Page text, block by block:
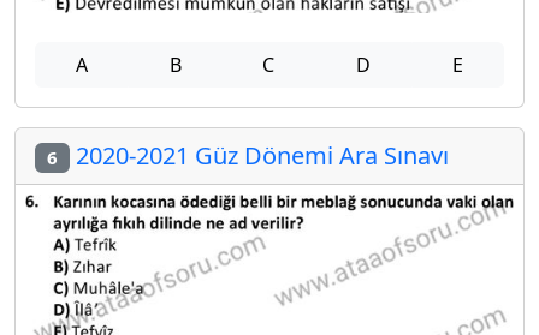
A B C D E
6 2020-2021 Güz Dönemi Ara Sınavı